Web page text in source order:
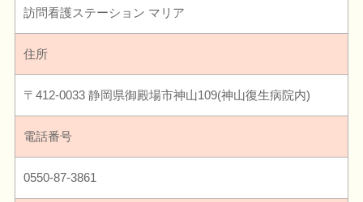
訪問看護ステーション マリア
住所
〒412-0033 静岡県御殿場市神山109(神山復生病院内)
電話番号
0550-87-3861